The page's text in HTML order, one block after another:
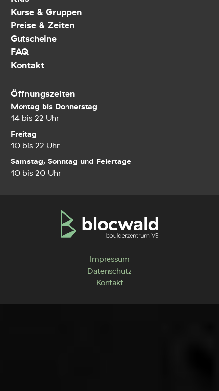
Kurse & Gruppen
Preise & Zeiten
Gutscheine
FAQ
Kontakt
Öffnungszeiten
Montag bis Donnerstag
14 bis 22 Uhr
Freitag
10 bis 22 Uhr
Samstag, Sonntag und Feiertage
10 bis 20 Uhr
Impressum
Datenschutz
Kontakt